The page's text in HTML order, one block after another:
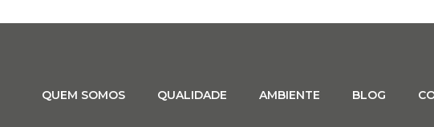
QUEM SOMOS QUALIDADE AMBIENTE BLOG